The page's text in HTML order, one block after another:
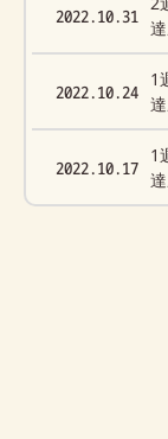
2022.10.31
2022.10.24
1
2022.10.17
1